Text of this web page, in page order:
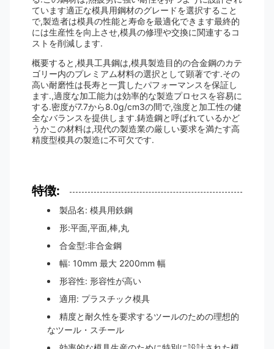
ています適正な模具用鋼材のグレードを選択すること
で,製造者は模具の性能と寿命を最適化できます最終的
には生産性を向上させ,模具の修理や交換に関連するコ
ストを削減します.
概要すると,模具工具鋼は,模具製造目的の合金鋼のカテ
ゴリー内のプレミアム材料の選択として顕著です.その
高い耐磨性は長寿と一貫したパフォーマンスを保証し
ます.,適度な加工能力は効率的な製造プロセスを容易に
する.密度が7.7から8.0g/cm3の間で,強度と加工性の健
全なバランスを提供します.鋳造鋼と呼ばれているかど
うかこの材料は,現代の製造業の厳しい要求を満たす高
精度型模具の製造に不可欠です.
特徴:
製品名: 模具用鉄鋼
形:平面,平面,棒,丸
合金型:非合金鋼
幅: 10mm 最大 2200mm 幅
形容性: 形容性が高い
適用: プラスチック模具
精度と耐久性を要求するツールのための理想的
なツール・スチール